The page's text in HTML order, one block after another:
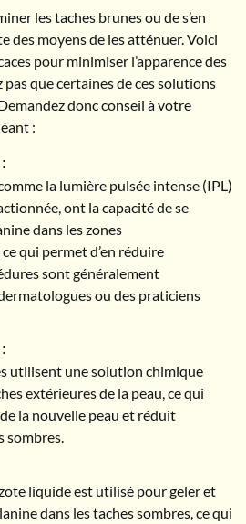
les taches brunes ou de s’en
des moyens de les atténuer. Voici
pour minimiser l’apparence des
pas que certaines de ces solutions
donc conseil à votre
:
la lumière pulsée intense (IPL)
ont la capacité de se
dans les zones
qui permet d’en réduire
sont généralement
ou des praticiens
utilisent une solution chimique
extérieures de la peau, ce qui
la nouvelle peau et réduit
sombres.
liquide est utilisé pour geler et
dans les taches sombres, ce qui